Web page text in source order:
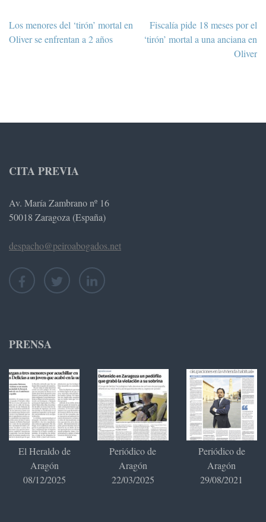
Navegación
de
Los menores del ‘tirón’ mortal en
Oliver se enfrentan a 2 años
Fiscalía pide 18 meses por el
‘tirón’ mortal a una anciana en
Oliver
CITA PREVIA
Av. María Zambrano nº 16
50018 Zaragoza (España)
despacho@peiroabogados.net
PRENSA
El Heraldo de
Aragón
08/12/2025
Periódico de
Aragón
22/03/2025
Periódico de
Aragón
29/08/2021